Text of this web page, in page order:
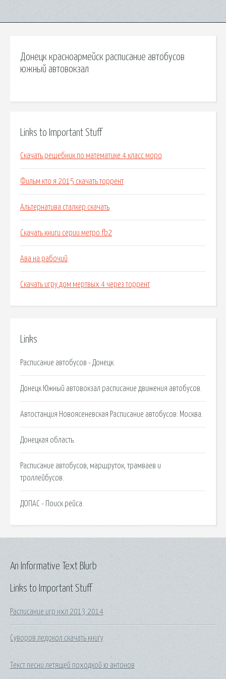
Донецк красноармейск расписание автобусов
южный автовокзал
Links to Important Stuff
Скачать решебник по математике 4 класс моро
Фильм кто я 2015 скачать торрент
Альтернатива сталкер скачать
Скачать книги серии метро fb2
Ава на рабочий
Скачать игру дом мертвых 4 через торрент
Links
Расписание автобусов - Донецк.
Донецк Южный автовокзал расписание движения автобусов.
Автостанция Новоясеневская Расписание автобусов: Москва.
Донецкая область.
Расписание автобусов, маршруток, трамваев и
троллейбусов.
ДОПАС - Поиск рейса.
Links to Important Stuff
Расписание игр нхл 2013 2014
Суворов ледокол скачать книгу
Текст песни летящей походкой ю антонов
An Informative Text Blurb